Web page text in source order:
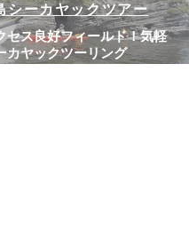
シーカヤックツアー
セス良好フィールド！気軽
カヤックツーリング